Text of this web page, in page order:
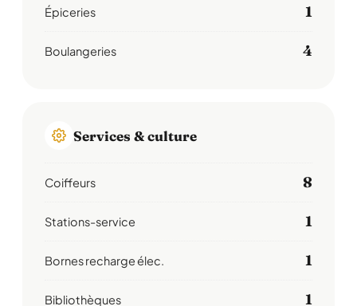
Épiceries 1
Boulangeries 4
Services & culture
Coiffeurs 8
Stations-service 1
Bornes recharge élec. 1
Bibliothèques 1